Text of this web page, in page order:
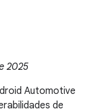
2025
Automotive
de